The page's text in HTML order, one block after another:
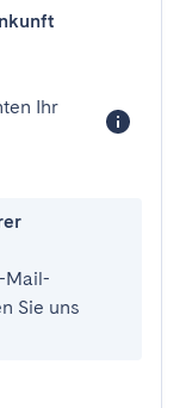
Ihr
Mail-
Sie uns